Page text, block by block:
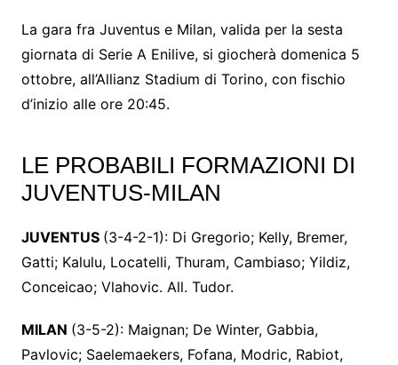
La gara fra Juventus e Milan, valida per la sesta
giornata di Serie A Enilive, si giocherà domenica 5
ottobre, all’Allianz Stadium di Torino, con fischio
d’inizio alle ore 20:45.
LE PROBABILI FORMAZIONI DI
JUVENTUS-MILAN
JUVENTUS (3-4-2-1): Di Gregorio; Kelly, Bremer,
Gatti; Kalulu, Locatelli, Thuram, Cambiaso; Yildiz,
Conceicao; Vlahovic. All. Tudor.
MILAN (3-5-2): Maignan; De Winter, Gabbia,
Pavlovic; Saelemaekers, Fofana, Modric, Rabiot,